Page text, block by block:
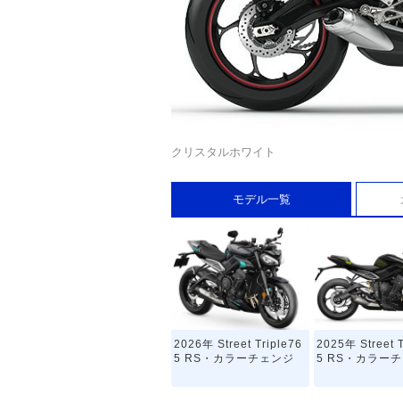
クリスタルホワイト
モデル一覧
2026年 Street Triple76
5 RS・カラーチェンジ
2025年 Street
5 RS・カラーチ